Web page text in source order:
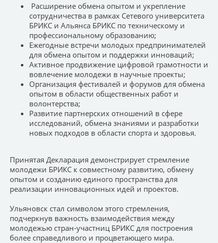
Расширение обмена опытом и укрепление
сотрудничества в рамках Сетевого университета
БРИКС и Альянса БРИКС по техническому и
профессиональному образованию;
Ежегодные встречи молодых предпринимателей
для обмена опытом и поддержки инноваций;
Активное продвижение цифровой грамотности и
вовлечение молодежи в научные проекты;
Организация фестивалей и форумов для обмена
опытом в области общественных работ и
волонтерства;
Развитие партнерских отношений в сфере
исследований, обмена знаниями и разработки
новых подходов в области спорта и здоровья.
Принятая Декларация демонстрирует стремление
молодежи БРИКС к совместному развитию, обмену
опытом и созданию единого пространства для
реализации инновационных идей и проектов.
Ульяновск стал символом этого стремления,
подчеркнув важность взаимодействия между
молодежью стран-участниц БРИКС для построения
более справедливого и процветающего мира.